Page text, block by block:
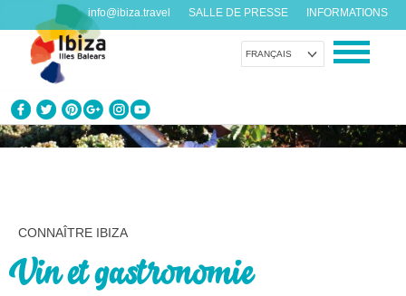
FRANÇAIS
info@ibiza.travel SALLE DE PRESSE INFORMATIONS
CONNAÎTRE IBIZA
Pour tous les goûts
AGENDA
CONNAÎTRE IBIZA
Vin et gastronomie